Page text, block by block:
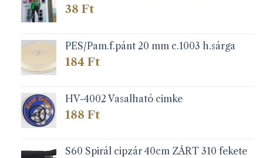
38 Ft
PES/Pam.f.pánt 20 mm c.1003 h.sárga
184 Ft
HV-4002 Vasalható cimke
188 Ft
S60 Spirál cipzár 40cm ZÁRT 310 fekete